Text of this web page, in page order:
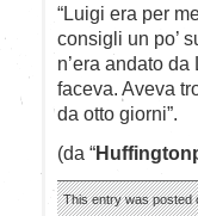
“Luigi era per
consigli un po’
n’era andato
faceva. Aveva
da otto giorni”.
(da “
This entry was posted